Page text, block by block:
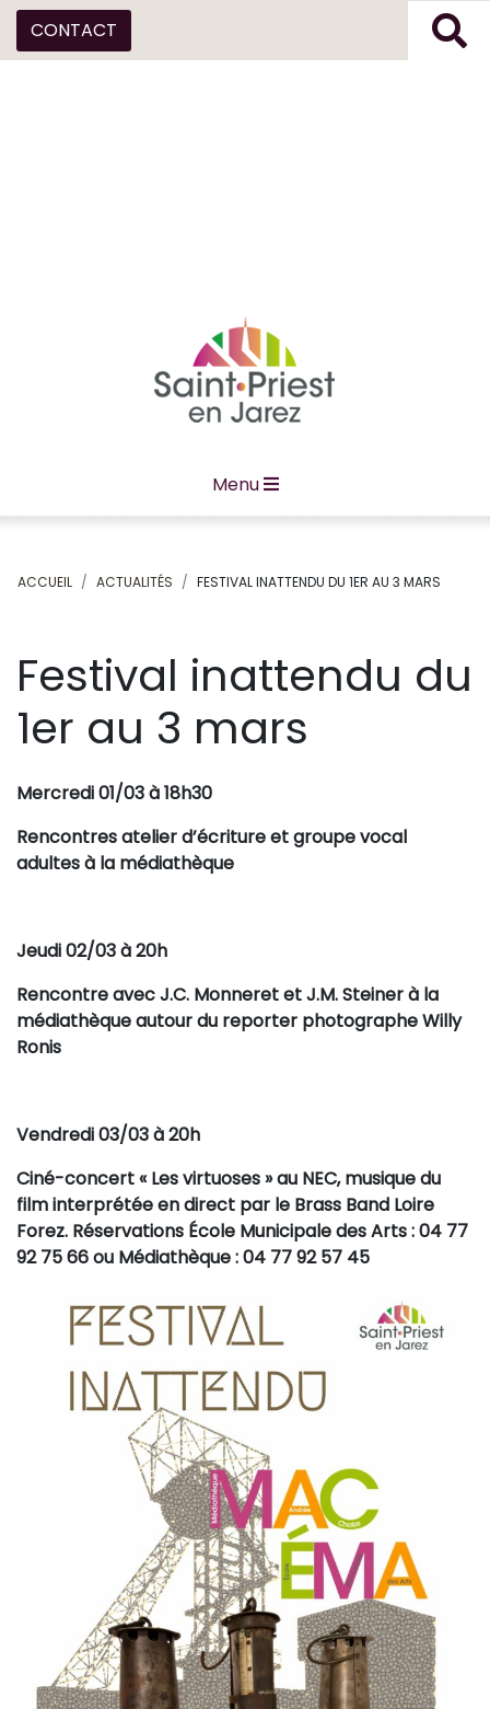
CONTACT
Menu
ACCUEIL ACTUALITÉS FESTIVAL INATTENDU DU 1ER AU 3 MARS
Festival inattendu du
1er au 3 mars
Mercredi 01/03 à 18h30
Rencontres atelier d’écriture et groupe vocal
adultes à la médiathèque
Jeudi 02/03 à 20h
Rencontre avec J.C. Monneret et J.M. Steiner à la
médiathèque autour du reporter photographe Willy
Ronis
Vendredi 03/03 à 20h
Ciné-concert « Les virtuoses » au NEC, musique du
film interprétée en direct par le Brass Band Loire
Forez. Réservations École Municipale des Arts : 04 77
92 75 66 ou Médiathèque : 04 77 92 57 45